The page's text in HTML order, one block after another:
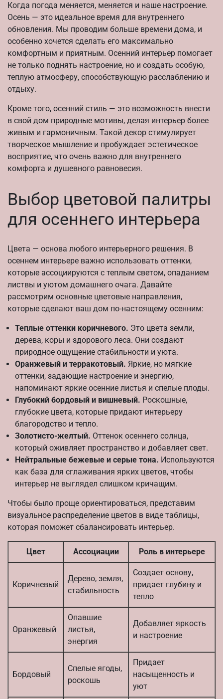
Когда погода меняется, меняется и наше настроение.
Осень — это идеальное время для внутреннего
обновления. Мы проводим больше времени дома, и
особенно хочется сделать его максимально
комфортным и приятным. Осенний интерьер помогает
не только поднять настроение, но и создать особую,
теплую атмосферу, способствующую расслаблению и
отдыху.
Кроме того, осенний стиль — это возможность внести
в свой дом природные мотивы, делая интерьер более
живым и гармоничным. Такой декор стимулирует
творческое мышление и пробуждает эстетическое
восприятие, что очень важно для внутреннего
комфорта и душевного равновесия.
Выбор цветовой палитры
для осеннего интерьера
Цвета — основа любого интерьерного решения. В
осеннем интерьере важно использовать оттенки,
которые ассоциируются с теплым светом, опаданием
листвы и уютом домашнего очага. Давайте
рассмотрим основные цветовые направления,
которые сделают ваш дом по-настоящему осенним:
Теплые оттенки коричневого. Это цвета земли,
дерева, коры и здорового леса. Они создают
природное ощущение стабильности и уюта.
Оранжевый и терракотовый. Яркие, но мягкие
оттенки, задающие настроение и энергию,
напоминают яркие осенние листья и спелые плоды.
Глубокий бордовый и вишневый. Роскошные,
глубокие цвета, которые придают интерьеру
благородство и тепло.
Золотисто-желтый. Оттенок осеннего солнца,
который оживляет пространство и добавляет свет.
Нейтральные бежевые и серые тона. Используются
как база для сглаживания ярких цветов, чтобы
интерьер не выглядел слишком кричащим.
Чтобы было проще ориентироваться, представим
визуальное распределение цветов в виде таблицы,
которая поможет сбалансировать интерьер.
Цвет Ассоциации Роль в интерьере
Коричневый
Дерево, земля,
стабильность
Создает основу,
придает глубину и
тепло
Оранжевый
Опавшие
листья,
энергия
Добавляет яркость
и настроение
Бордовый
Спелые ягоды,
роскошь
Придает
насыщенность и
уют